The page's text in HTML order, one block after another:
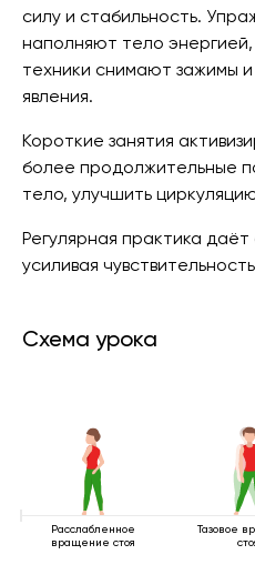
силу и стабильность.
наполняют тело
техники снимают зажимы
явления.
Короткие занятия
более продолжительные
тело, улучшить
Регулярная практика
усиливая
Схема урока
Расслабленное
вращение стоя
Тазовое